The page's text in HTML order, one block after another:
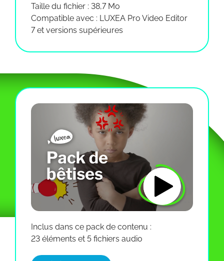
Taille du fichier : 38,7 Mo
Compatible avec : LUXEA Pro Video Editor
7 et versions supérieures
Inclus dans ce pack de contenu :
23 éléments et 5 fichiers audio